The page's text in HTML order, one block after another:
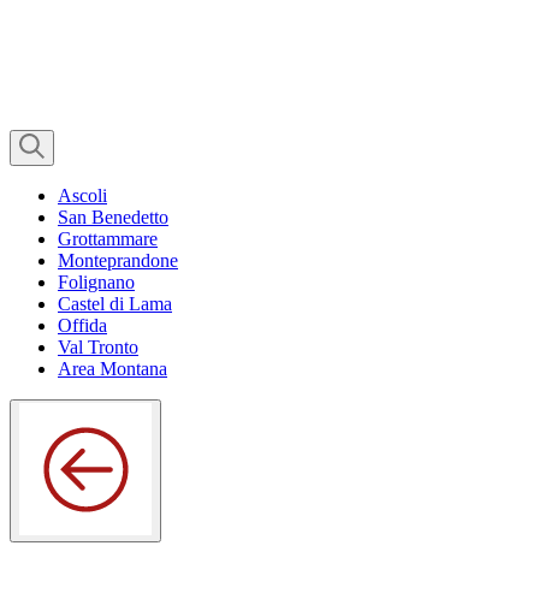
Ascoli
San Benedetto
Grottammare
Monteprandone
Folignano
Castel di Lama
Offida
Val Tronto
Area Montana